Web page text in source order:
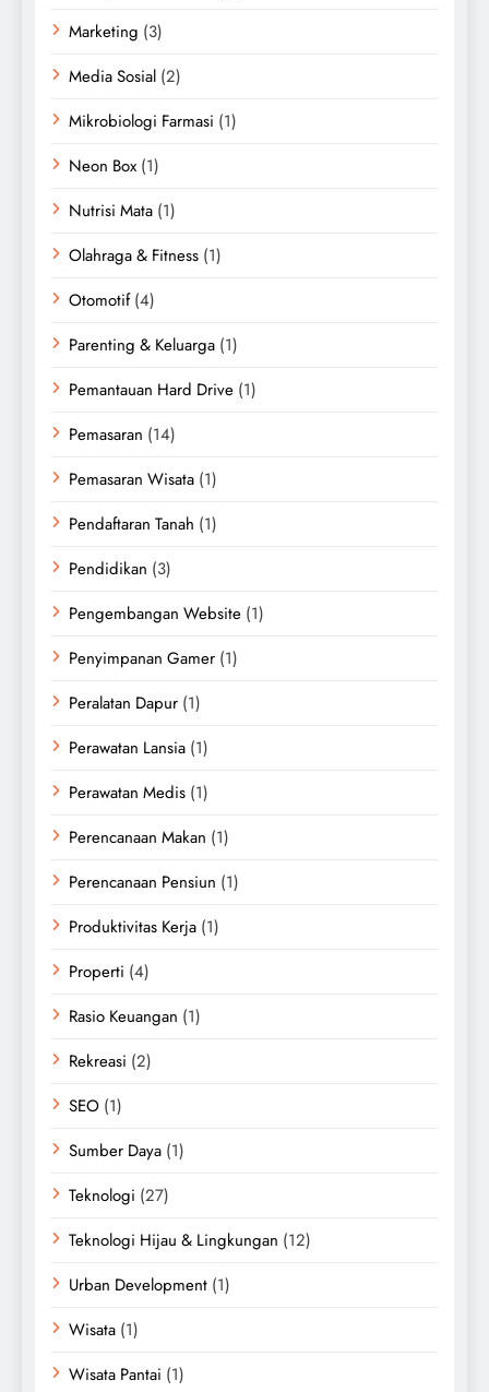
Marketing (3)
Media Sosial (2)
Mikrobiologi Farmasi (1)
Neon Box (1)
Nutrisi Mata (1)
Olahraga & Fitness (1)
Otomotif(4)
Parenting & Keluarga (1)
Pemantauan Hard Drive (1)
Pemasaran (14)
Pemasaran Wisata (1)
Pendaftaran Tanah (1)
Pendidikan (3)
Pengembangan Website (1)
Penyimpanan Gamer (1)
Peralatan Dapur (1)
Perawatan Lansia (1)
Perawatan Medis (1)
Perencanaan Makan (1)
Perencanaan Pensiun (1)
Produktivitas Kerja (1)
Properti (4)
Rasio Keuangan (1)
Rekreasi (2)
SEO (1)
Sumber Daya (1)
Teknologi (27)
Teknologi Hijau & Lingkungan (12)
Urban Development (1)
Wisata (1)
Wisata Pantai (1)